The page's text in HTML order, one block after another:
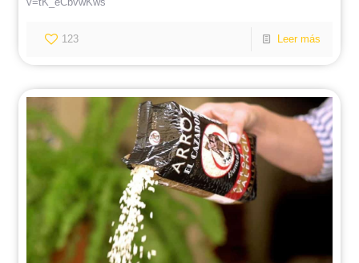
123 Leer más